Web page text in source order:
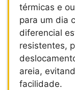
térmicas e
para um dia
diferencial
resistentes,
areia,
facilidade.